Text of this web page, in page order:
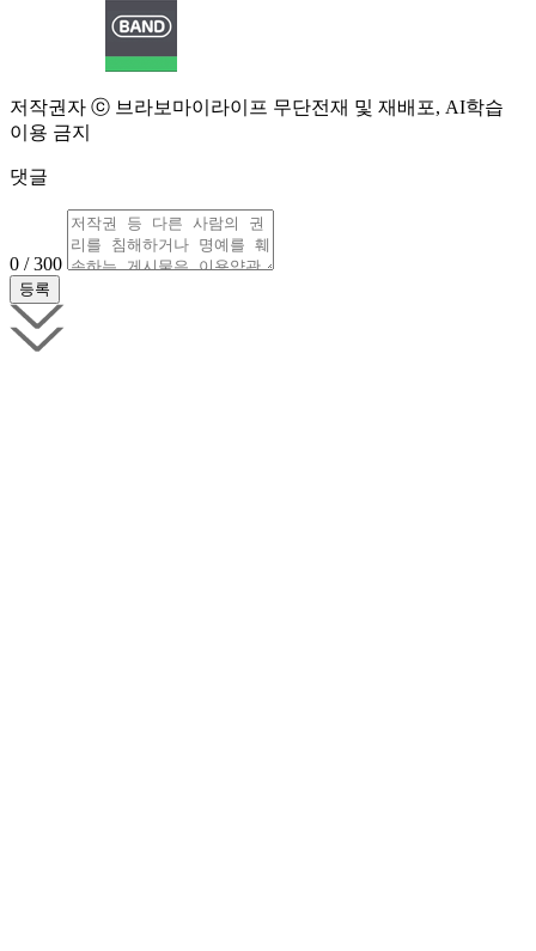
저작권자 ⓒ 브라보마이라이프 무단전재 및 재배포, AI학습
이용 금지
댓글
0 / 300